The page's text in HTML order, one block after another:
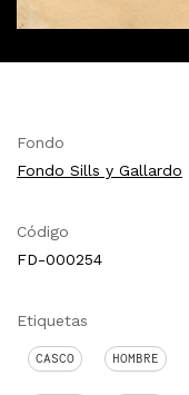
Fondo
Fondo Sills y Gallardo
Código
FD-000254
Etiquetas
CASCO HOMBRE